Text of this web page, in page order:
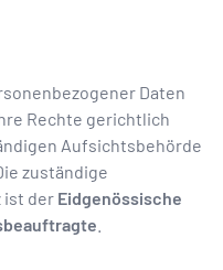
Daten
Rechte gerichtlich
Aufsichtsbehörde
zuständige
ist der Eidgenössische